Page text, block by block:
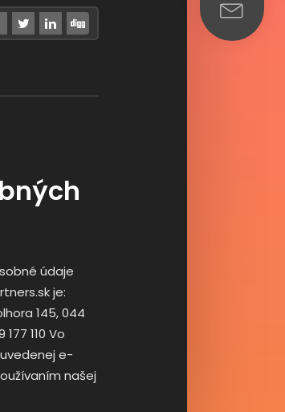
údaje
je:
145, 044
110 Vo
e-
našej